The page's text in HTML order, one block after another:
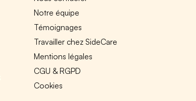
Notre équipe
Témoignages
Travailler chez SideCare
Mentions légales
CGU & RGPD
Cookies